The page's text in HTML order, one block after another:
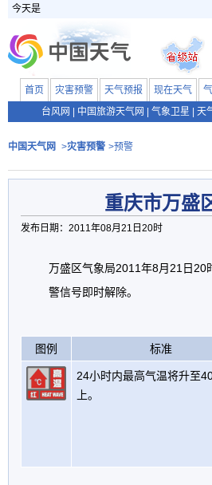
今天是
首页 灾害预警 天气预报 现在天气
台风网
中国旅游天气网 气象卫星 天
中国天气网 >灾害预警 >预警
重庆市万盛
发布日期：2011年08月21日20时
万盛区气象局2011年8月21日20
警信号即时解除。
图例 标准
24小时内最高气温将升至
上。